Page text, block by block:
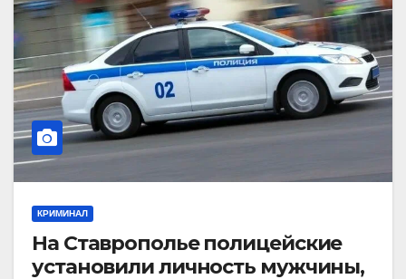
КРИМИНАЛ
На Ставрополье полицейские
установили личность мужчины,